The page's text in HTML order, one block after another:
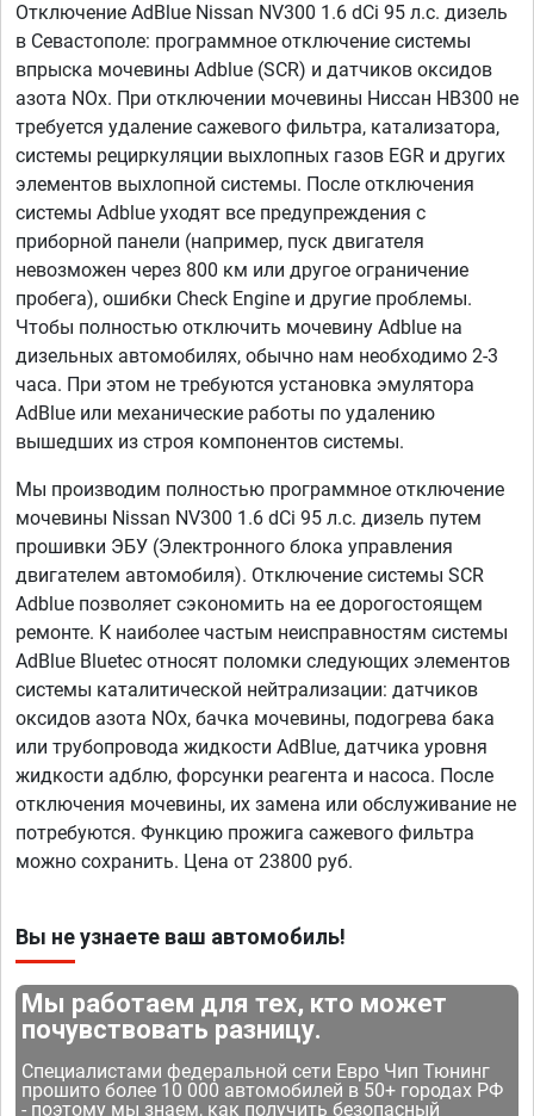
Отключение AdBlue Nissan NV300 1.6 dCi 95 л.с. дизель
в Севастополе: программное отключение системы
впрыска мочевины Adblue (SCR) и датчиков оксидов
азота NOx. При отключении мочевины Ниссан НВ300 не
требуется удаление сажевого фильтра, катализатора,
системы рециркуляции выхлопных газов EGR и других
элементов выхлопной системы. После отключения
системы Adblue уходят все предупреждения с
приборной панели (например, пуск двигателя
невозможен через 800 км или другое ограничение
пробега), ошибки Check Engine и другие проблемы.
Чтобы полностью отключить мочевину Adblue на
дизельных автомобилях, обычно нам необходимо 2-3
часа. При этом не требуются установка эмулятора
AdBlue или механические работы по удалению
вышедших из строя компонентов системы.
Мы производим полностью программное отключение
мочевины Nissan NV300 1.6 dCi 95 л.с. дизель путем
прошивки ЭБУ (Электронного блока управления
двигателем автомобиля). Отключение системы SCR
Adblue позволяет сэкономить на ее дорогостоящем
ремонте. К наиболее частым неисправностям системы
AdBlue Bluetec относят поломки следующих элементов
системы каталитической нейтрализации: датчиков
оксидов азота NOx, бачка мочевины, подогрева бака
или трубопровода жидкости AdBlue, датчика уровня
жидкости адблю, форсунки реагента и насоса. После
отключения мочевины, их замена или обслуживание не
потребуются. Функцию прожига сажевого фильтра
можно сохранить. Цена от 23800 руб.
Вы не узнаете ваш автомобиль!
Мы работаем для тех, кто может
почувствовать разницу.
Специалистами федеральной сети Евро Чип Тюнинг
прошито более 10 000 автомобилей в 50+ городах РФ
- поэтому мы знаем, как получить безопасный